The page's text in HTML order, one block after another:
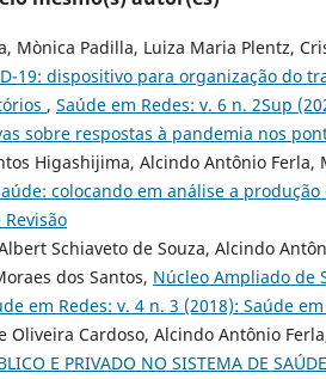
Mònica Padilla, Luiza Maria Plentz,
19: dispositivo para organização do
, Saúde em Redes: v. 6 n. 2Sup
sobre respostas à pandemia nos
Higashijima, Alcindo Antônio Ferla,
colocando em análise a
Schiaveto de Souza, Alcindo
dos Santos, Núcleo Ampliado de
em Redes: v. 4 n. 3 (2018): Saúde
Oliveira Cardoso, Alcindo Antônio
E PRIVADO NO SISTEMA DE